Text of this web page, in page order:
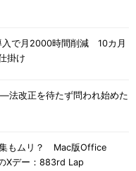
で月2000時間削減 10カ月
掛け
法改正を待たず問われ始めた
もムリ？ Mac版Office
Xデー：883rd Lap